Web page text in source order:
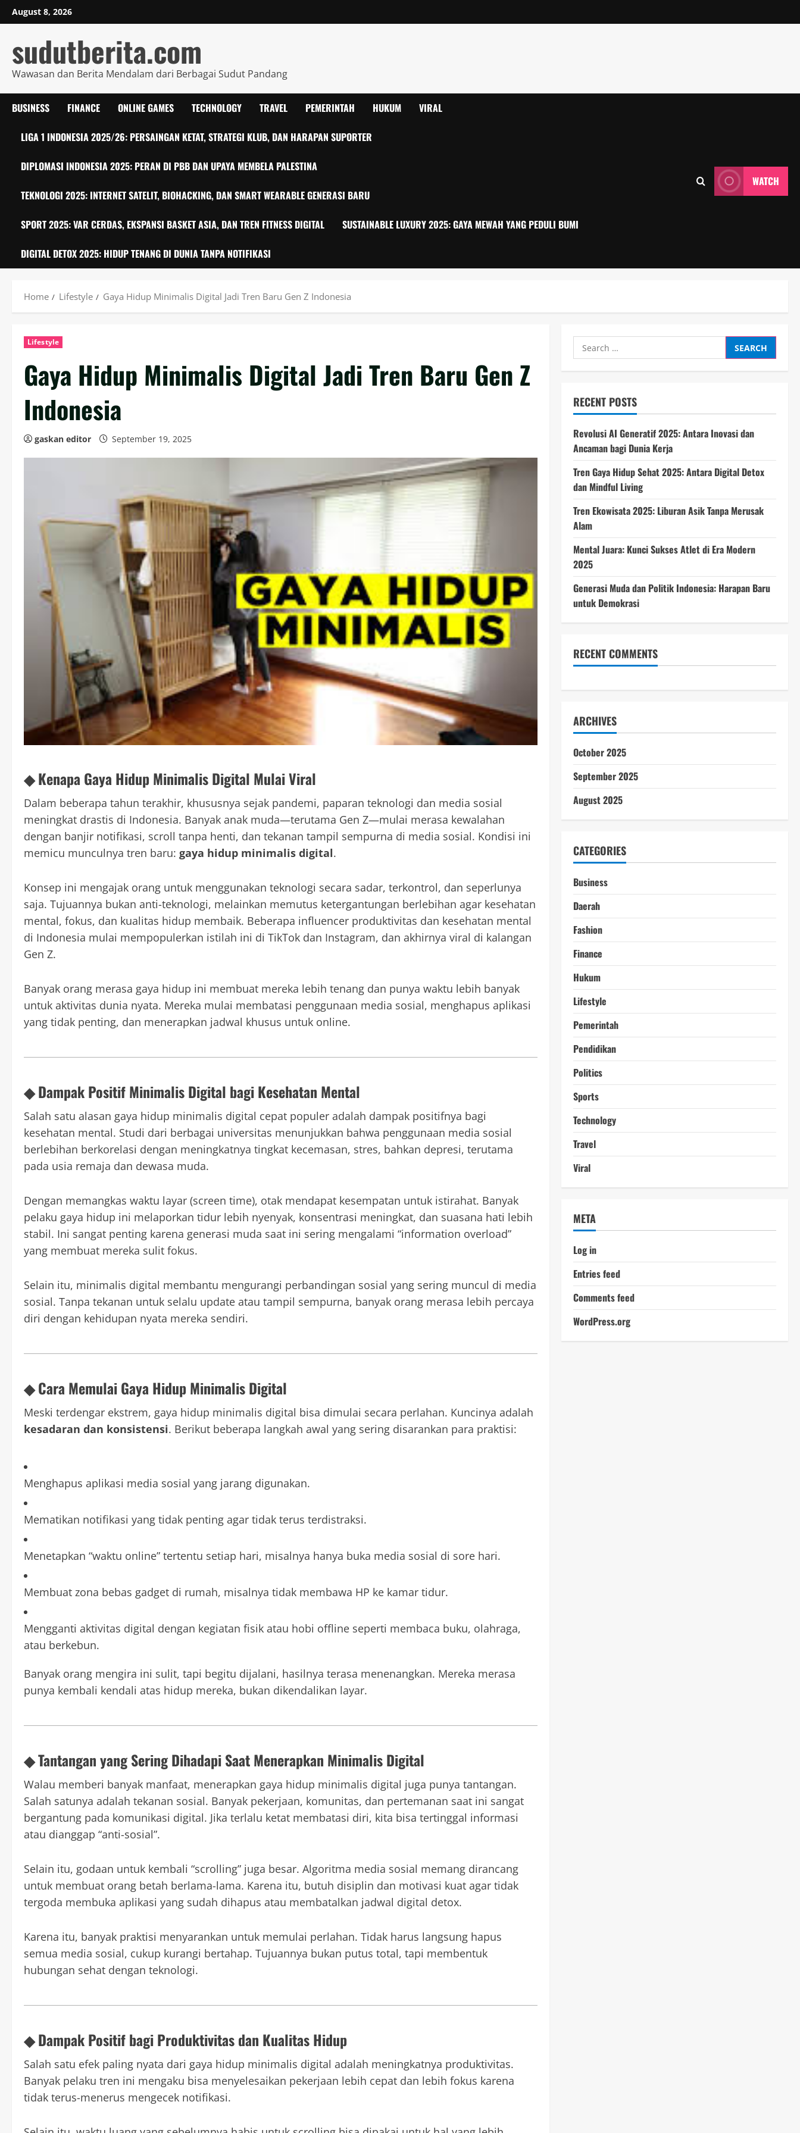
Skip
to
August 8, 2026
sudutberita.com
Wawasan dan Berita Mendalam dari Berbagai Sudut Pandang
BUSINESS FINANCE ONLINE GAMES TECHNOLOGY TRAVEL PEMERINTAH HUKUM VIRAL
LIGA 1 INDONESIA 2025/26: PERSAINGAN KETAT, STRATEGI KLUB, DAN HARAPAN SUPORTER
DIPLOMASI INDONESIA 2025: PERAN DI PBB DAN UPAYA MEMBELA PALESTINA
TEKNOLOGI 2025: INTERNET SATELIT, BIOHACKING, DAN SMART WEARABLE GENERASI BARU
SPORT 2025: VAR CERDAS, EKSPANSI BASKET ASIA, DAN TREN FITNESS DIGITAL SUSTAINABLE LUXURY 2025: GAYA MEWAH YANG PEDULI BUMI
DIGITAL DETOX 2025: HIDUP TENANG DI DUNIA TANPA NOTIFIKASI
WATCH
Home Lifestyle Gaya Hidup Minimalis Digital Jadi Tren Baru Gen Z Indonesia
Lifestyle
Gaya Hidup Minimalis Digital Jadi Tren Baru Gen Z
Indonesia
gaskan editor September 19, 2025
◆ Kenapa Gaya Hidup Minimalis Digital Mulai Viral
Dalam beberapa tahun terakhir, khususnya sejak pandemi, paparan teknologi dan media sosial
meningkat drastis di Indonesia. Banyak anak muda—terutama Gen Z—mulai merasa kewalahan
dengan banjir notifikasi, scroll tanpa henti, dan tekanan tampil sempurna di media sosial. Kondisi ini
memicu munculnya tren baru: gaya hidup minimalis digital.
Konsep ini mengajak orang untuk menggunakan teknologi secara sadar, terkontrol, dan seperlunya
saja. Tujuannya bukan anti-teknologi, melainkan memutus ketergantungan berlebihan agar kesehatan
mental, fokus, dan kualitas hidup membaik. Beberapa influencer produktivitas dan kesehatan mental
di Indonesia mulai mempopulerkan istilah ini di TikTok dan Instagram, dan akhirnya viral di kalangan
Gen Z.
Banyak orang merasa gaya hidup ini membuat mereka lebih tenang dan punya waktu lebih banyak
untuk aktivitas dunia nyata. Mereka mulai membatasi penggunaan media sosial, menghapus aplikasi
yang tidak penting, dan menerapkan jadwal khusus untuk online.
◆ Dampak Positif Minimalis Digital bagi Kesehatan Mental
Salah satu alasan gaya hidup minimalis digital cepat populer adalah dampak positifnya bagi
kesehatan mental. Studi dari berbagai universitas menunjukkan bahwa penggunaan media sosial
berlebihan berkorelasi dengan meningkatnya tingkat kecemasan, stres, bahkan depresi, terutama
pada usia remaja dan dewasa muda.
Dengan memangkas waktu layar (screen time), otak mendapat kesempatan untuk istirahat. Banyak
pelaku gaya hidup ini melaporkan tidur lebih nyenyak, konsentrasi meningkat, dan suasana hati lebih
stabil. Ini sangat penting karena generasi muda saat ini sering mengalami “information overload”
yang membuat mereka sulit fokus.
Selain itu, minimalis digital membantu mengurangi perbandingan sosial yang sering muncul di media
sosial. Tanpa tekanan untuk selalu update atau tampil sempurna, banyak orang merasa lebih percaya
diri dengan kehidupan nyata mereka sendiri.
◆ Cara Memulai Gaya Hidup Minimalis Digital
Meski terdengar ekstrem, gaya hidup minimalis digital bisa dimulai secara perlahan. Kuncinya adalah
kesadaran dan konsistensi. Berikut beberapa langkah awal yang sering disarankan para praktisi:
Menghapus aplikasi media sosial yang jarang digunakan.
Mematikan notifikasi yang tidak penting agar tidak terus terdistraksi.
Menetapkan “waktu online” tertentu setiap hari, misalnya hanya buka media sosial di sore hari.
Membuat zona bebas gadget di rumah, misalnya tidak membawa HP ke kamar tidur.
Mengganti aktivitas digital dengan kegiatan fisik atau hobi offline seperti membaca buku, olahraga,
atau berkebun.
Banyak orang mengira ini sulit, tapi begitu dijalani, hasilnya terasa menenangkan. Mereka merasa
punya kembali kendali atas hidup mereka, bukan dikendalikan layar.
◆ Tantangan yang Sering Dihadapi Saat Menerapkan Minimalis Digital
Walau memberi banyak manfaat, menerapkan gaya hidup minimalis digital juga punya tantangan.
Salah satunya adalah tekanan sosial. Banyak pekerjaan, komunitas, dan pertemanan saat ini sangat
bergantung pada komunikasi digital. Jika terlalu ketat membatasi diri, kita bisa tertinggal informasi
atau dianggap “anti-sosial”.
Selain itu, godaan untuk kembali “scrolling” juga besar. Algoritma media sosial memang dirancang
untuk membuat orang betah berlama-lama. Karena itu, butuh disiplin dan motivasi kuat agar tidak
tergoda membuka aplikasi yang sudah dihapus atau membatalkan jadwal digital detox.
Karena itu, banyak praktisi menyarankan untuk memulai perlahan. Tidak harus langsung hapus
semua media sosial, cukup kurangi bertahap. Tujuannya bukan putus total, tapi membentuk
hubungan sehat dengan teknologi.
◆ Dampak Positif bagi Produktivitas dan Kualitas Hidup
Salah satu efek paling nyata dari gaya hidup minimalis digital adalah meningkatnya produktivitas.
Banyak pelaku tren ini mengaku bisa menyelesaikan pekerjaan lebih cepat dan lebih fokus karena
tidak terus-menerus mengecek notifikasi.
Search
for:
RECENT POSTS
Revolusi AI Generatif 2025: Antara Inovasi dan
Ancaman bagi Dunia Kerja
Tren Gaya Hidup Sehat 2025: Antara Digital Detox
dan Mindful Living
Tren Ekowisata 2025: Liburan Asik Tanpa Merusak
Alam
Mental Juara: Kunci Sukses Atlet di Era Modern
2025
Generasi Muda dan Politik Indonesia: Harapan Baru
untuk Demokrasi
RECENT COMMENTS
ARCHIVES
October 2025
September 2025
August 2025
CATEGORIES
Business
Daerah
Fashion
Finance
Hukum
Lifestyle
Pemerintah
Pendidikan
Politics
Sports
Technology
Travel
Viral
META
Log in
Entries feed
Comments feed
WordPress.org